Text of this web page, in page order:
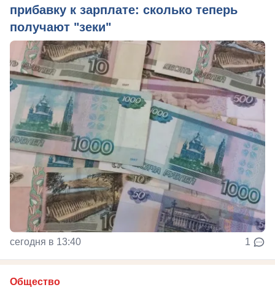
прибавку к зарплате: сколько теперь
получают "зеки"
сегодня в 13:40 1
Общество